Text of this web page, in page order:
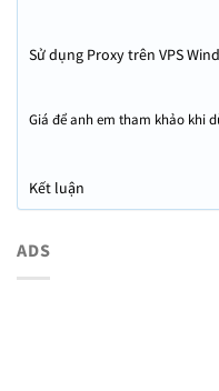
Sử dụng Proxy trên VPS
Giá để anh em tham khảo khi
Kết luận
ADS